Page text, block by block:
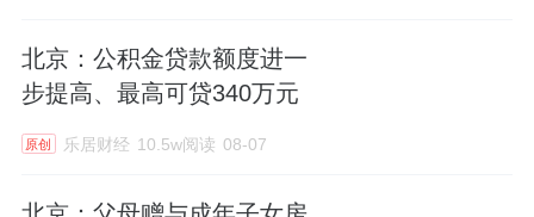
北京：公积金贷款额度进一
步提高、最高可贷340万元
原创 乐居财经 10.5w阅读 08-07